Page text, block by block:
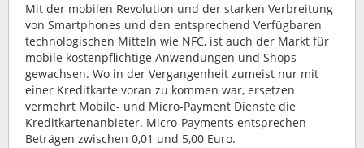
Mit der mobilen Revolution und der starken Verbreitung
von Smartphones und den entsprechend Verfügbaren
technologischen Mitteln wie NFC, ist auch der Markt für
mobile kostenpflichtige Anwendungen und Shops
gewachsen. Wo in der Vergangenheit zumeist nur mit
einer Kreditkarte voran zu kommen war, ersetzen
vermehrt Mobile- und Micro-Payment Dienste die
Kreditkartenanbieter. Micro-Payments entsprechen
Beträgen zwischen 0,01 und 5,00 Euro.